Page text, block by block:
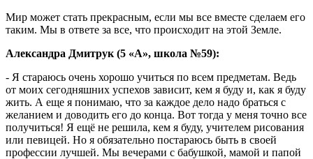
Мир может стать прекрасным, если мы все вместе сделаем его
таким. Мы в ответе за все, что происходит на этой Земле.
Александра Дмитрук (5 «А», школа №59):
- Я стараюсь очень хорошо учиться по всем предметам. Ведь
от моих сегодняшних успехов зависит, кем я буду и, как я буду
жить. А еще я понимаю, что за каждое дело надо браться с
желанием и доводить его до конца. Вот тогда у меня точно все
получиться! Я ещё не решила, кем я буду, учителем рисования
или певицей. Но я обязательно постараюсь быть в своей
профессии лучшей. Мы вечерами с бабушкой, мамой и папой